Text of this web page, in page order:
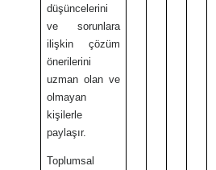
düşüncelerini
ve sorunlara
ilişkin çözüm
önerilerini
uzman olan ve
olmayan
kişilerle
paylaşır.
Toplumsal